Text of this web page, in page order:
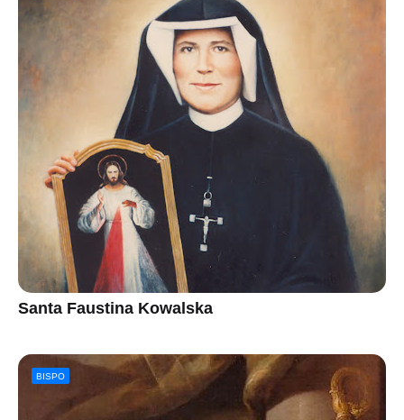
Santa Faustina Kowalska
BISPO